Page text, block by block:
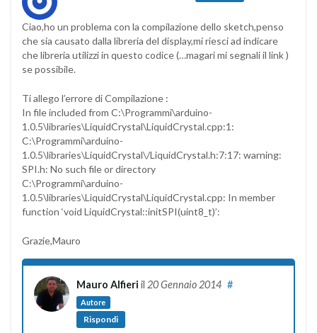
Ciao,ho un problema con la compilazione dello sketch,penso
che sia causato dalla libreria del display,mi riesci ad indicare
che libreria utilizzi in questo codice (…magari mi segnali il link )
se possibile.
Ti allego l’errore di Compilazione :
In file included from C:\Programmi\arduino-
1.0.5\libraries\LiquidCrystal\LiquidCrystal.cpp:1:
C:\Programmi\arduino-
1.0.5\libraries\LiquidCrystal\/LiquidCrystal.h:7:17: warning:
SPI.h: No such file or directory
C:\Programmi\arduino-
1.0.5\libraries\LiquidCrystal\LiquidCrystal.cpp: In member
function ‘void LiquidCrystal::initSPI(uint8_t)’:
Grazie,Mauro
Mauro Alfieri il 20 Gennaio 2014
Autore
#
Rispondi